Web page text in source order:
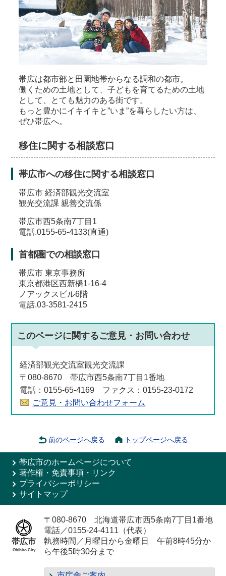
帯広は都市部と田園地帯からなる調和の都市。
働くための土地として、子どもを育てるための土地
として、とても魅力のある街です。
もっと豊かにイキイキと”いま”を暮らしたい方は、
ぜひ帯広へ。
移住に関する相談窓口
帯広市への移住に関する相談窓口
帯広市 経済部観光交流室
観光交流課 親善交流係
帯広市西5条南7丁目1
電話.0155-65-4133(直通)
首都圏での相談窓口
帯広市 東京事務所
東京都港区西新橋1-16-4
ノアックスビル6階
電話.03-3581-2415
このページに関するご意見・お問い合わせ
経済部観光交流室観光交流課
〒080-8670 帯広市西5条南7丁目1番地
電話：0155-65-4169 ファクス：0155-23-0172
ご意見・お問い合わせフォーム
前のページへ戻る トップページへ戻る
帯広市のホームページについて
著作権・免責事項・リンク
プライバシーポリシー
サイトマップ
帯広市
Obihiro City
〒080-8670 北海道帯広市西5条南7丁目1番地
電話／0155-24-4111（代表）
執務時間／月曜日から金曜日 午前8時45分か
ら午後5時30分まで